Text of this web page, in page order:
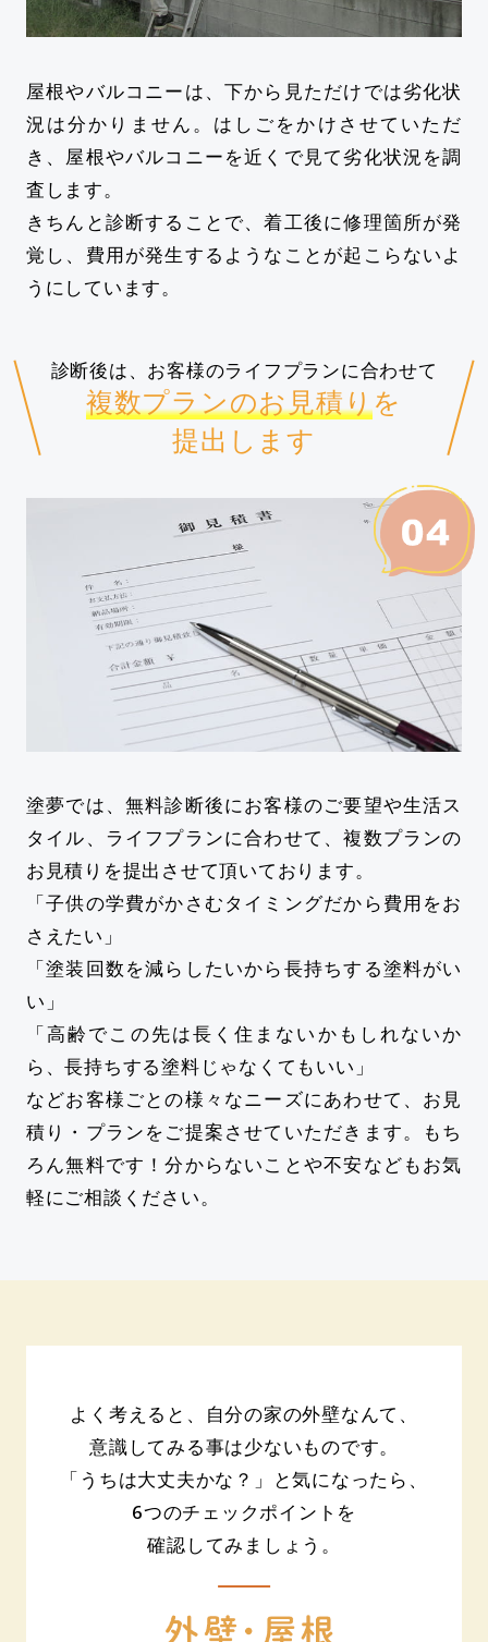
屋根やバルコニーは、下から見ただけでは劣化状
況は分かりません。はしごをかけさせていただ
き、屋根やバルコニーを近くで見て劣化状況を調
査します。
きちんと診断することで、着工後に修理箇所が発
覚し、費用が発生するようなことが起こらないよ
うにしています。
診断後は、お客様のライフプランに合わせて
複数プランのお見積りを
提出します
塗夢では、無料診断後にお客様のご要望や生活ス
タイル、ライフプランに合わせて、複数プランの
お見積りを提出させて頂いております。
「子供の学費がかさむタイミングだから費用をお
さえたい」
「塗装回数を減らしたいから長持ちする塗料がい
い」
「高齢でこの先は長く住まないかもしれないか
ら、長持ちする塗料じゃなくてもいい」
などお客様ごとの様々なニーズにあわせて、お見
積り・プランをご提案させていただきます。もち
ろん無料です！分からないことや不安などもお気
軽にご相談ください。
よく考えると、自分の家の外壁なんて、
意識してみる事は少ないものです。
「うちは大丈夫かな？」と気になったら、
6つのチェックポイントを
確認してみましょう。